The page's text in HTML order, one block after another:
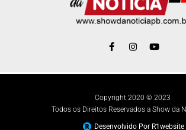
Copyright 2020 © 2023
Todos os Direitos Reservados a Show da
Desenvolvido Por R1website